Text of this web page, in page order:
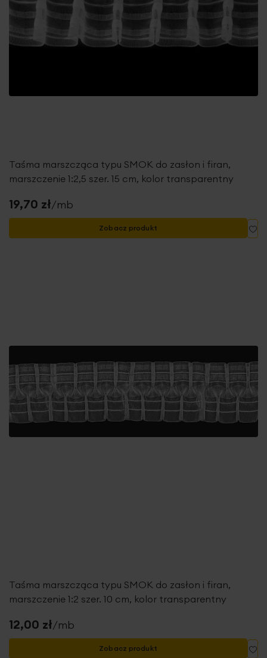
Taśma marszcząca typu SMOK do zasłon i firan,
marszczenie 1:2,5 szer. 15 cm, kolor transparentny
19,70 zł/mb
Zobacz produkt
Taśma marszcząca typu SMOK do zasłon i firan,
marszczenie 1:2 szer. 10 cm, kolor transparentny
12,00 zł/mb
Zobacz produkt